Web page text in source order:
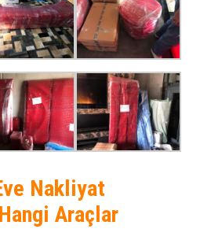
Nakliyat
Araçlar